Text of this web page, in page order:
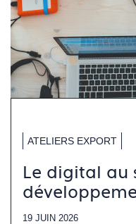
ATELIERS EXPORT
Le digital au
19 JUIN 2026